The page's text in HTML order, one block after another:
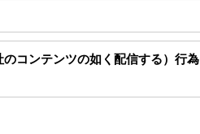
コンテンツの如く配信する）行為